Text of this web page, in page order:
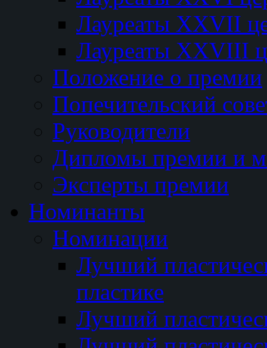
Лауреаты XXVII
Лауреаты XXVIII
Положение о премии
Попечительский
Руководители
Дипломы премии и
Эксперты премии
Номинанты
Номинации
Лучший
пластике
Лучший